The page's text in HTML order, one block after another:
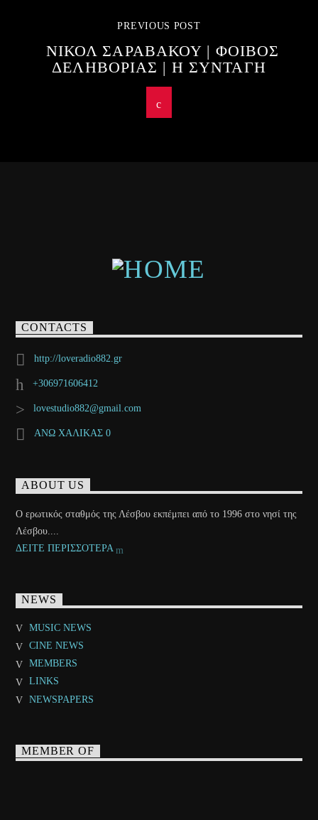
PREVIOUS POST
ΝΙΚΟΛ ΣΑΡΑΒΑΚΟΥ | ΦΟΙΒΟΣ
ΔΕΛΗΒΟΡΙΑΣ | Η ΣΥΝΤΑΓΗ
CONTACTS
http://loveradio882.gr
+306971606412
lovestudio882@gmail.com
ΑΝΩ ΧΑΛΙΚΑΣ 0
ABOUT US
Ο ερωτικός σταθμός της Λέσβου εκπέμπει από το 1996 στο νησί της
Λέσβου....
ΔΕΙΤΕ ΠΕΡΙΣΣΟΤΕΡΑ
NEWS
MUSIC NEWS
CINE NEWS
MEMBERS
LINKS
NEWSPAPERS
MEMBER OF